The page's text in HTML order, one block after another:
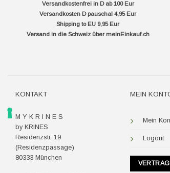
Versandkostenfrei in D ab 100 Eur
Versandkosten D pauschal 4,95 Eur
Shipping to EU 9,95 Eur
Versand in die Schweiz über meinEinkauf.ch
KONTAKT
M Y K R I N E S
by KRINES
Residenzstr. 19
(Residenzpassage)
80333 München
MEIN
Mein
Logout